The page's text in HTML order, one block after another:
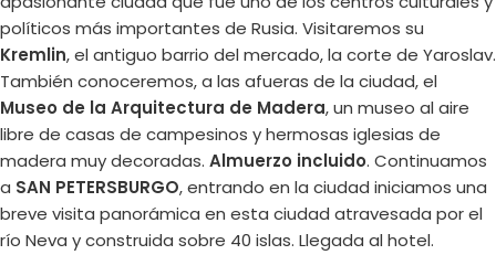
políticos más importantes de Rusia. Visitaremos su
Kremlin, el antiguo barrio del mercado, la corte de Yaroslav.
También conoceremos, a las afueras de la ciudad, el
Museo de la Arquitectura de Madera, un museo al aire
libre de casas de campesinos y hermosas iglesias de
madera muy decoradas. Almuerzo incluido. Continuamos
a SAN PETERSBURGO, entrando en la ciudad iniciamos una
breve visita panorámica en esta ciudad atravesada por el
río Neva y construida sobre 40 islas. Llegada al hotel.